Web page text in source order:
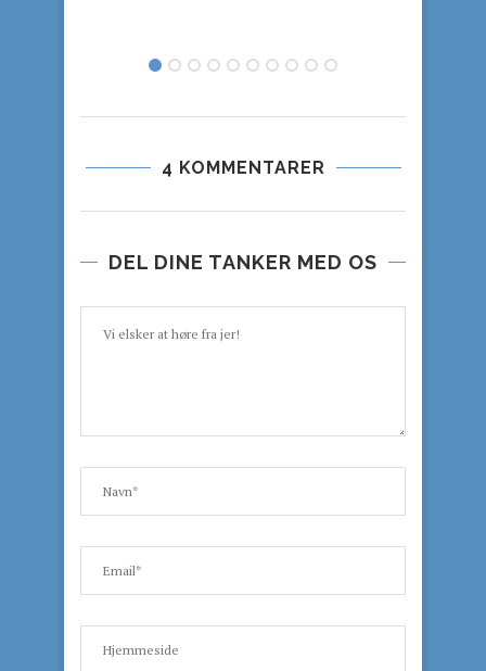
4 KOMMENTARER
DEL DINE TANKER MED OS